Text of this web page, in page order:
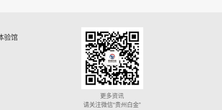
验馆
更多资讯
请关注微信“贵州白金”